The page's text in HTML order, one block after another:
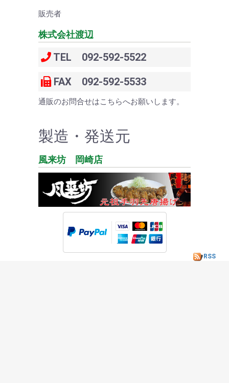
販売者
株式会社渡辺
TEL 092-592-5522
FAX 092-592-5533
通販のお問合せはこちらへお願いします。
製造・発送元
風来坊 岡崎店
RSS